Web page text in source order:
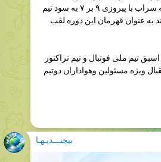
تیم ملی فوتبال و تیم تراکتور